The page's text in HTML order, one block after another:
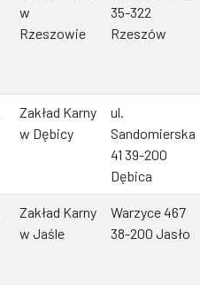
w
Rzeszowie
35-322
Rzeszów
Zakład Karny
w Dębicy
ul.
Sandomierska
41 39-200
Dębica
Zakład Karny
w Jaśle
Warzyce 467
38-200 Jasło